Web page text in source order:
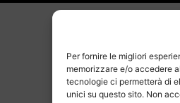
Per fornire le migliori
memorizzare e/o accedere
tecnologie ci permetterà di
unici su questo sito. Non